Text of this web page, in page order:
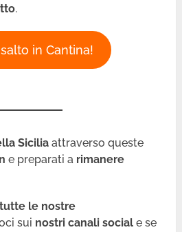
.
in Cantina!
Sicilia attraverso queste
e preparati a rimanere
tutte le nostre
sui nostri canali social e se